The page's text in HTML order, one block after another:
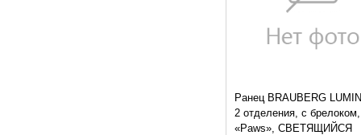
Ранец BRAUBERG
2 отделения, с брелоком,
«Paws», СВЕТЯЩИЙСЯ